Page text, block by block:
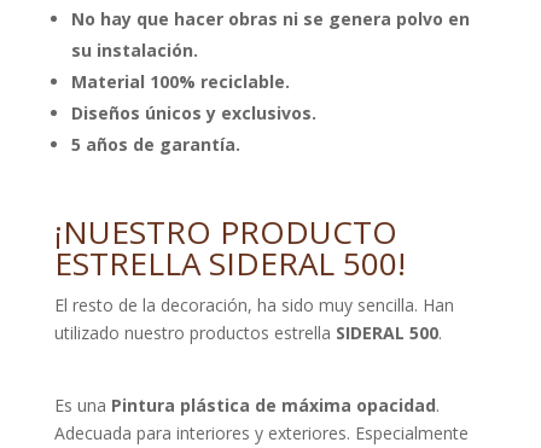
No hay que hacer obras ni se genera polvo en
su instalación.
Material 100% reciclable.
Diseños únicos y exclusivos.
5 años de garantía.
¡NUESTRO PRODUCTO
ESTRELLA SIDERAL 500!
El resto de la decoración, ha sido muy sencilla. Han
utilizado nuestro productos estrella SIDERAL 500.
Es una Pintura plástica de máxima opacidad.
Adecuada para interiores y exteriores. Especialmente